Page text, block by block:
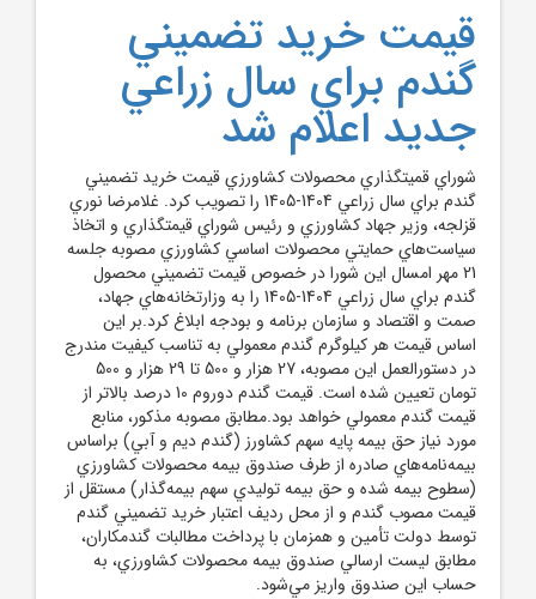
قيمت خريد تضميني
گندم براي سال زراعي
جديد اعلام شد
شوراي قميتگذاري محصولات کشاورزي قيمت خريد تضميني
گندم براي سال زراعي 1404-1405 را تصويب کرد. غلامرضا نوري
قزلجه، وزير جهاد کشاورزي و رئيس شوراي قيمتگذاري و اتخاذ
سياست‌هاي حمايتي محصولات اساسي کشاورزي مصوبه جلسه
21 مهر امسال اين شورا در خصوص قيمت تضميني محصول
گندم براي سال زراعي 1404-1405 را به وزارتخانه‌هاي جهاد،
صمت و اقتصاد و سازمان برنامه و بودجه ابلاغ کرد.بر اين
اساس قيمت هر کيلوگرم گندم معمولي به تناسب کيفيت مندرج
در دستورالعمل اين مصوبه، 27 هزار و 500 تا 29 هزار و 500
تومان تعيين شده است. قيمت گندم دوروم 10 درصد بالاتر از
قيمت گندم معمولي خواهد بود.مطابق مصوبه مذکور، منابع
مورد نياز حق بيمه پايه سهم کشاورز (گندم ديم و آبي) براساس
بيمه‌نامه‌هاي صادره از طرف صندوق بيمه محصولات کشاورزي
(سطوح بيمه شده و حق بيمه توليدي سهم بيمه‌گذار) مستقل از
قيمت مصوب گندم و از محل رديف اعتبار خريد تضميني گندم
توسط دولت تأمين و همزمان با پرداخت مطالبات گندمکاران،
مطابق ليست ارسالي صندوق بيمه محصولات کشاورزي، به
حساب اين صندوق واريز مي‌شود.